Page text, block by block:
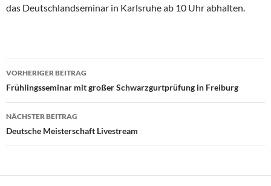
das Deutschlandseminar in Karlsruhe ab 10 Uhr abhalten.
Beitragsnavigation
VORHERIGER BEITRAG
Frühlingsseminar mit großer Schwarzgurtprüfung in Freiburg
NÄCHSTER BEITRAG
Deutsche Meisterschaft Livestream